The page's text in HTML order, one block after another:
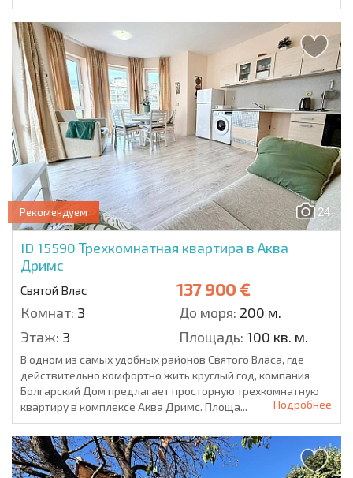
24
Рекомендуем
ID 15590 Трехкомнатная квартира в Аква
Дримс
Святой Влас 137 900 €
Комнат: 3 До моря: 200 м.
Этаж: 3 Площадь: 100 кв. м.
В одном из самых удобных районов Святого Власа, где
действительно комфортно жить круглый год, компания
Болгарский Дом предлагает просторную трехкомнатную
квартиру в комплексе Аква Дримс. Площа...
Подробнее